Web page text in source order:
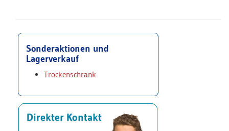
Sonderaktionen und
Lagerverkauf
Trockenschrank
Direkter Kontakt